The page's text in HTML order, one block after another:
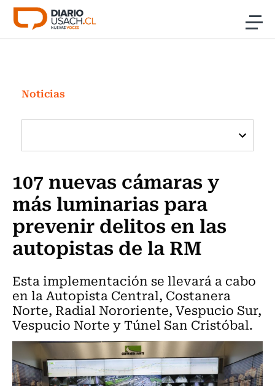
Click acá para ir directamente al contenido
Investigación
Cultura
Programas Radio y TV Usach
Noticias
107 nuevas cámaras y
más luminarias para
prevenir delitos en las
autopistas de la RM
Esta implementación se llevará a cabo
en la Autopista Central, Costanera
Norte, Radial Nororiente, Vespucio Sur,
Vespucio Norte y Túnel San Cristóbal.